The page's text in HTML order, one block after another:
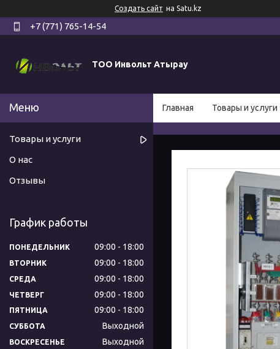
Создать сайт на Satu.kz
+7 (771) 765-14-54
ТОО Инвольт Атырау
Главная Товары и услуги
Товары и услуги
О нас
Отзывы
График работы
ПОНЕДЕЛЬНИК 09:00 18:00
ВТОРНИК 09:00 18:00
СРЕДА 09:00 18:00
ЧЕТВЕРГ 09:00 18:00
ПЯТНИЦА 09:00 18:00
СУББОТА Выходной
ВОСКРЕСЕНЬЕ Выходной